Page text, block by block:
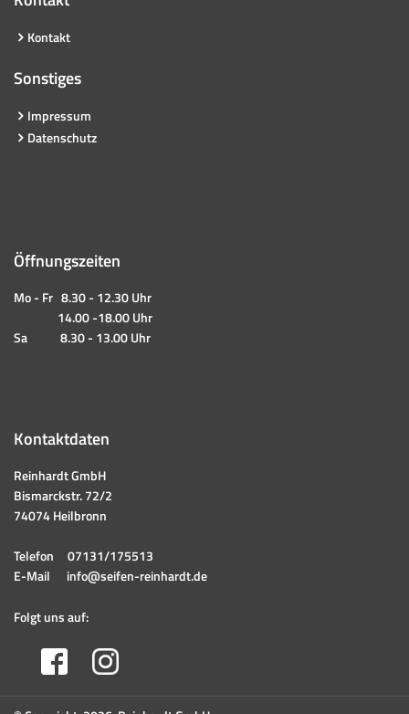
Kontakt
Sonstiges
Impressum
Datenschutz
Öffnungszeiten
Mo - Fr 8.30 - 12.30 Uhr
14.00 -18.00 Uhr
Sa 8.30 - 13.00 Uhr
Kontaktdaten
Reinhardt GmbH
Bismarckstr. 72/2
74074 Heilbronn
Telefon 07131/175513
E-Mail info@seifen-reinhardt.de
Folgt uns auf: